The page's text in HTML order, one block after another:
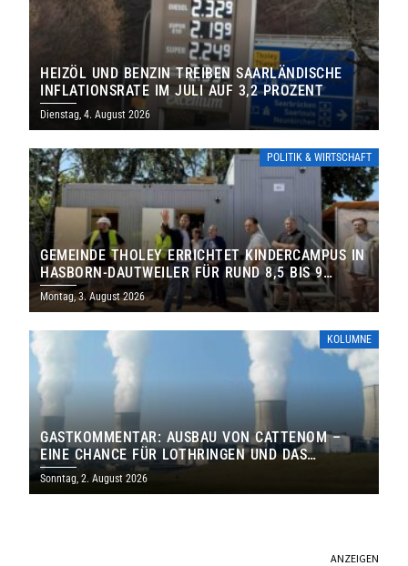
HEIZÖL UND BENZIN TREIBEN SAARLÄNDISCHE
INFLATIONSRATE IM JULI AUF 3,2 PROZENT
Dienstag, 4. August 2026
POLITIK & WIRTSCHAFT
GEMEINDE THOLEY ERRICHTET KINDERCAMPUS IN
HASBORN-DAUTWEILER FÜR RUND 8,5 BIS 9
MILLIONEN EURO
Montag, 3. August 2026
KOLUMNE
GASTKOMMENTAR: AUSBAU VON CATTENOM –
EINE CHANCE FÜR LOTHRINGEN UND DAS
SAARLAND
Sonntag, 2. August 2026
ANZEIGEN